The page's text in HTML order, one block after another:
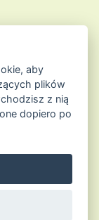
powered by
(RSS)
aby
plików
z nią
dopiero po